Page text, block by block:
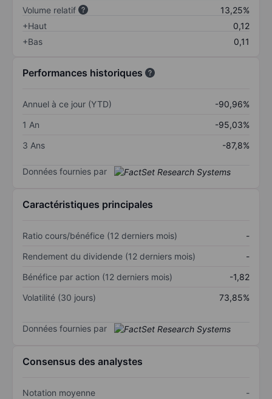
Volume relatif
13,25%
+Haut
0,12
+Bas
0,11
Performances historiques
Annuel à ce jour (YTD)
-90,96%
1 An
-95,03%
3 Ans
-87,8%
Données fournies par
Caractéristiques principales
Ratio cours/bénéfice (12 derniers mois)
-
Rendement du dividende (12 derniers mois)
-
Bénéfice par action (12 derniers mois)
-1,82
Volatilité (30 jours)
73,85%
Données fournies par
Consensus des analystes
Notation moyenne -